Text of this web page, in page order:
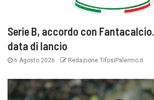
Serie B, accordo con
data di lancio
6 Agosto 2026 Redazione TifosiPalermo.it